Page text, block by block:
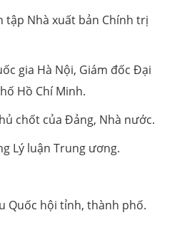
tập Nhà xuất bản Chính trị
gia Hà Nội, Giám đốc Đại
Hồ Chí Minh.
chốt của Đảng, Nhà nước.
Lý luận Trung ương.
Quốc hội tỉnh, thành phố.